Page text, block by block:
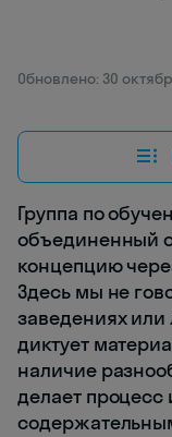
Обновлено: 30
Группа по
объединенный
концепцию
Здесь мы не
заведениях или
диктует
наличие
делает